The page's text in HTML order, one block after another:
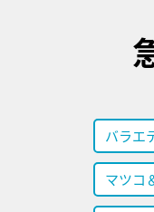
バラエ
マツコ